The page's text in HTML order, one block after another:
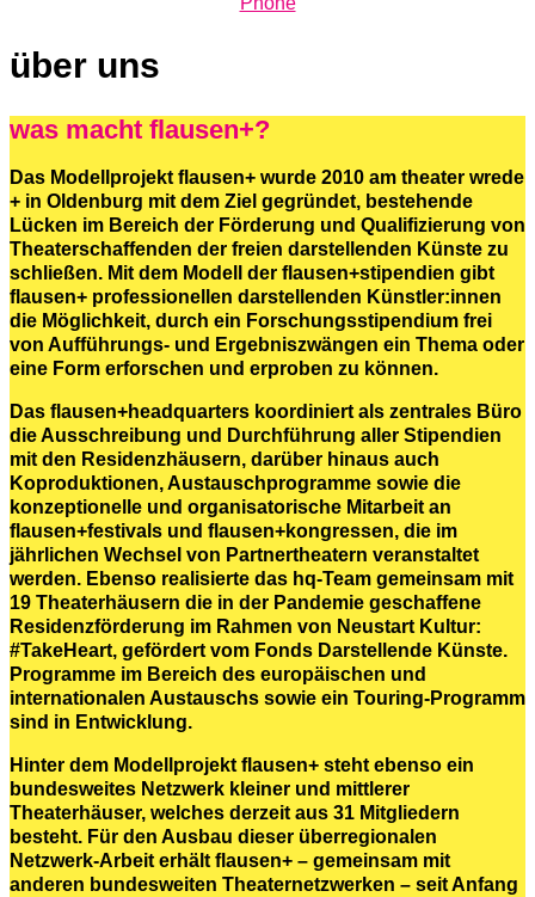
über uns
was macht flausen+?
Das Modellprojekt flausen+ wurde 2010 am theater wrede
+ in Oldenburg mit dem Ziel gegründet, bestehende
Lücken im Bereich der Förderung und Qualifizierung von
Theaterschaffenden der freien darstellenden Künste zu
schließen. Mit dem Modell der flausen+stipendien gibt
flausen+ professionellen darstellenden Künstler:innen
die Möglichkeit, durch ein Forschungsstipendium frei
von Aufführungs- und Ergebniszwängen ein Thema oder
eine Form erforschen und erproben zu können.
Das flausen+headquarters koordiniert als zentrales Büro
die Ausschreibung und Durchführung aller Stipendien
mit den Residenzhäusern, darüber hinaus auch
Koproduktionen, Austauschprogramme sowie die
konzeptionelle und organisatorische Mitarbeit an
flausen+festivals und flausen+kongressen, die im
jährlichen Wechsel von Partnertheatern veranstaltet
werden. Ebenso realisierte das hq-Team gemeinsam mit
19 Theaterhäusern die in der Pandemie geschaffene
Residenzförderung im Rahmen von Neustart Kultur:
#TakeHeart, gefördert vom Fonds Darstellende Künste.
Programme im Bereich des europäischen und
internationalen Austauschs sowie ein Touring-Programm
sind in Entwicklung.
Hinter dem Modellprojekt flausen+ steht ebenso ein
bundesweites Netzwerk kleiner und mittlerer
Theaterhäuser, welches derzeit aus 31 Mitgliedern
besteht. Für den Ausbau dieser überregionalen
Netzwerk-Arbeit erhält flausen+ – gemeinsam mit
anderen bundesweiten Theaternetzwerken – seit Anfang